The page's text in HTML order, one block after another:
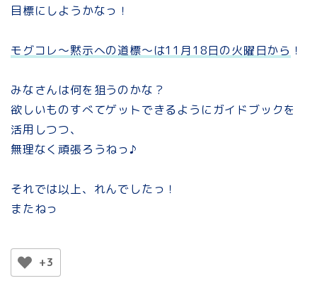
目標にしようかなっ！
モグコレ～黙示への道標～は11月18日の火曜日から ！
みなさんは何を狙うのかな？
欲しいものすべてゲットできるようにガイドブックを
活用しつつ、
無理なく頑張ろうねっ♪
それでは以上、れんでしたっ！
またねっ
+3